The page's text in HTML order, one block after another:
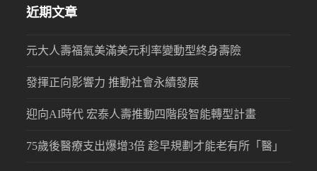
近期文章
元大人壽福氣美滿美元利率變動型終身壽險
發揮正向影響力 推動社會永續發展
迎向AI時代 宏泰人壽推動四階段智能轉型計畫
75歲後醫療支出爆增3倍 趁早規劃才能老有所「醫」